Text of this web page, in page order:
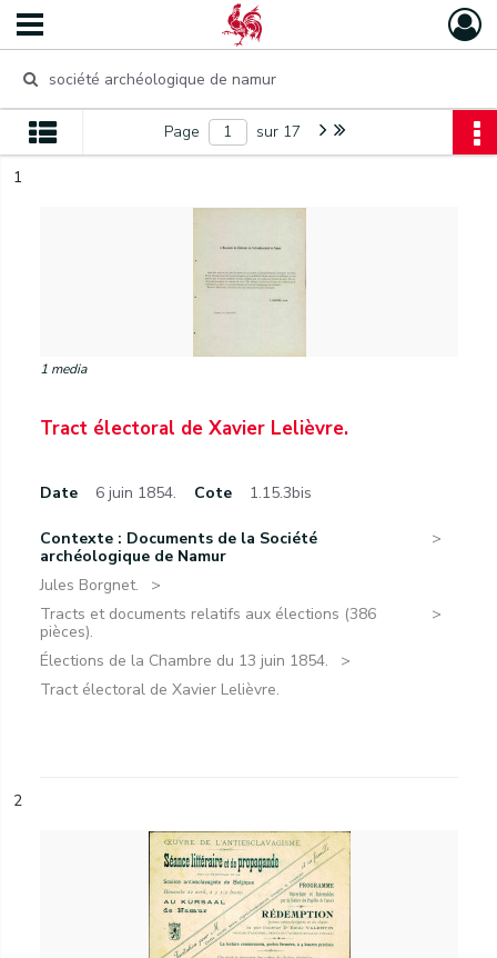
Page sur 17
1
1 media
Tract électoral de Xavier Lelièvre.
Date 6 juin 1854. Cote 1.15.3bis
Contexte : Documents de la Société
archéologique de Namur
Jules Borgnet.
Tracts et documents relatifs aux élections (386
pièces).
Élections de la Chambre du 13 juin 1854.
Tract électoral de Xavier Lelièvre.
2